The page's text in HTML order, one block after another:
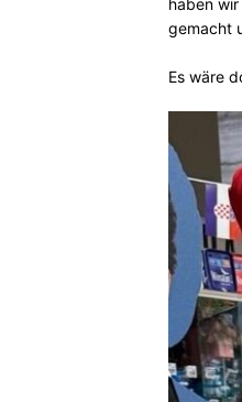
haben
gemacht
Es wäre